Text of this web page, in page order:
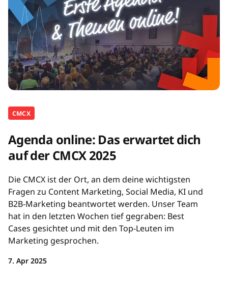
CMCX
Agenda online: Das erwartet dich
auf der CMCX 2025
Die CMCX ist der Ort, an dem deine wichtigsten
Fragen zu Content Marketing, Social Media, KI und
B2B-Marketing beantwortet werden. Unser Team
hat in den letzten Wochen tief gegraben: Best
Cases gesichtet und mit den Top-Leuten im
Marketing gesprochen.
7. Apr 2025